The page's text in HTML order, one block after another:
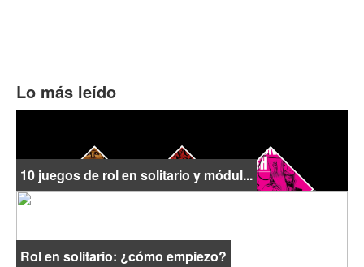
Lo más leído
10 juegos de rol en solitario y módul...
Rol en solitario: ¿cómo empiezo?